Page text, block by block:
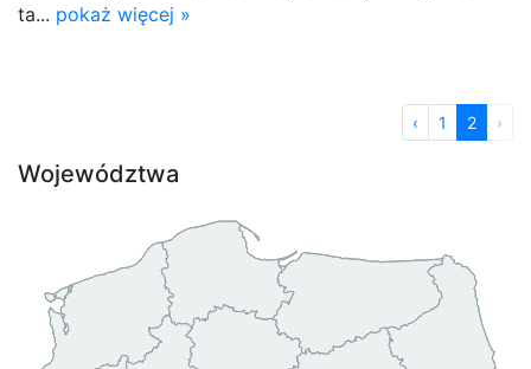
ta... pokaż więcej »
‹ 1 2 ›
Województwa